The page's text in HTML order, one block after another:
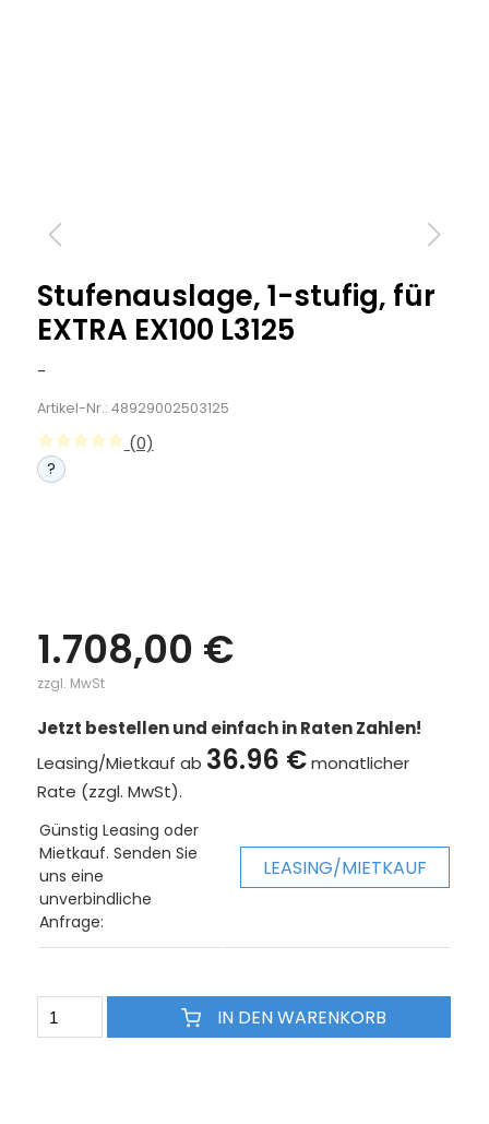
Stufenauslage, 1-stufig, für
EXTRA EX100 L3125
-
Artikel-Nr.: 48929002503125
(0)
?
1.708,00 €
zzgl. MwSt
Jetzt bestellen und einfach in Raten Zahlen!
Leasing/Mietkauf ab 36.96 €monatlicher
Rate (zzgl. MwSt).
Günstig Leasing oder
Mietkauf. Senden Sie
uns eine
unverbindliche
Anfrage:
LEASING/MIETKAUF
IN DEN WARENKORB